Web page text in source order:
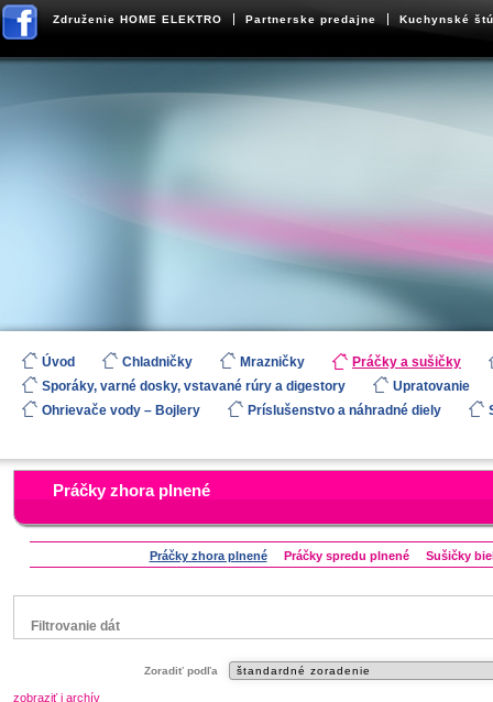
Združenie HOME ELEKTRO Partnerske predajne Kuchynské
Úvod Chladničky Mrazničky
Práčky a sušičky
Sporáky, varné dosky, vstavané rúry a digestory
Upratovanie
Ohrievače vody – Bojlery
Príslušenstvo a náhradné diely
Práčky zhora plnené
Práčky zhora plnené Práčky spredu plnené Sušičky
Filtrovanie dát
Zoradiť podľa
zobraziť i archív